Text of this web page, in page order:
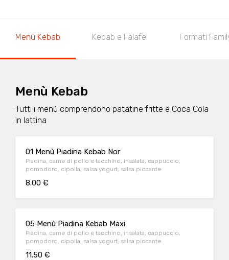
Menù Kebab Kebab e Falafel Formati
Menù Kebab
Tutti i menù comprendono patatine fritte e Coca Cola
in lattina
01 Menù Piadina Kebab Nor
Piadina, carne di pollo e tacchino, insalata, cappuccio,
pomodoro, cipolla, salsa yogurt, salsa piccante
8.00 €
05 Menù Piadina Kebab Maxi
Piadina, carne di pollo e tacchino, insalata, cappuccio,
pomodoro, cipolla, salsa yogurt, salsa piccante
11.50 €